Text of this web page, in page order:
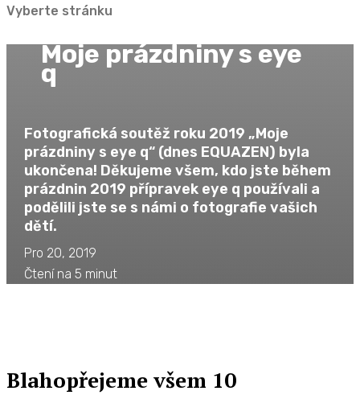
Vyberte stránku
Moje prázdniny s eye
q
Fotografická soutěž roku 2019 „Moje
prázdniny s eye q“ (dnes EQUAZEN) byla
ukončena! Děkujeme všem, kdo jste během
prázdnin 2019 přípravek eye q používali a
podělili jste se s námi o fotografie vašich
dětí.
Pro 20, 2019
Čtení na 5 minut
Blahopřejeme všem 10